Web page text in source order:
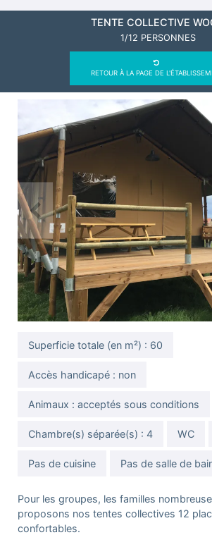
TENTE COLLECTIVE
1/12 PERSONNES
RETOUR À LA PAGE DE
Previous
Superficie totale (en m²) : 60
Accès handicapé : non
Animaux : acceptés sous conditions
Chambre(s) séparée(s) : 4 WC
Pas de cuisine Pas de salle de
Pour les groupes, les familles
proposons nos tentes collectives 12
confortables.